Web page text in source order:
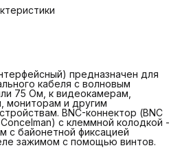
предназначен для
кабеля c волновым
75 Ом, к видеокамерам,
мониторам и другим
BNC-коннектор (BNC
с клеммной колодкой -
с байонетной фиксацией
зажимом с помощью винтов.